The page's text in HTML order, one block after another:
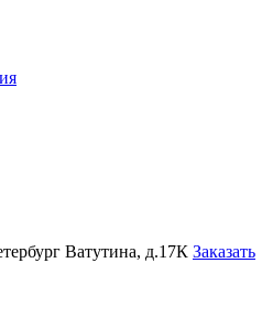
Ватутина, д.17К Заказать